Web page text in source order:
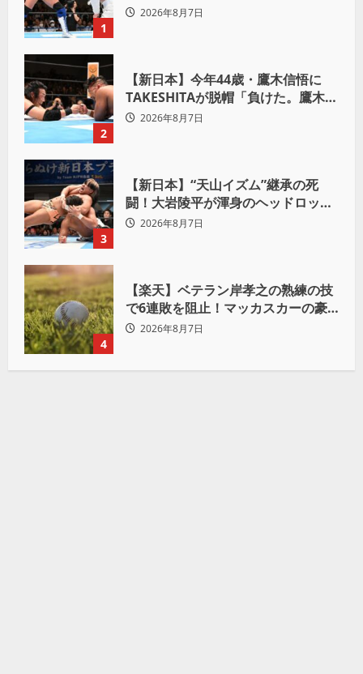
1
Yuto-IceをKO「俺と闘う時は考え
2026年8月7日
2
【新日本】今年44歳・鷹木信悟に
TAKESHITAが脱帽「負けた。鷹木信
悟、強いわ！」
2026年8月7日
3
【新日本】“天山イズム”継承の死
闘！大岩陵平が渾身のヘッドロック
で後藤洋央紀からタップ奪取 執念の
2026年8月7日
4
【楽天】ベテラン岸孝之の熟練の技
で6連敗を阻止！マッカスカーの豪
快2ランと粘りの継投でオリックス
2026年8月7日